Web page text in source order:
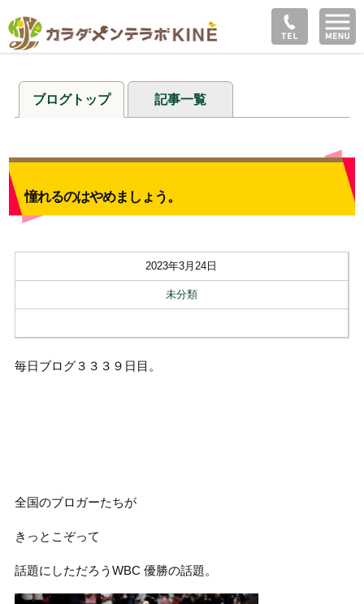
ブログトップ 記事一覧
憧れるのはやめましょう。
2023年3月24日
未分類
毎日ブログ３３３９ 日目。
全国のブロガーたちが
きっとこぞって
話題にしただろうWBC 優勝の話題。